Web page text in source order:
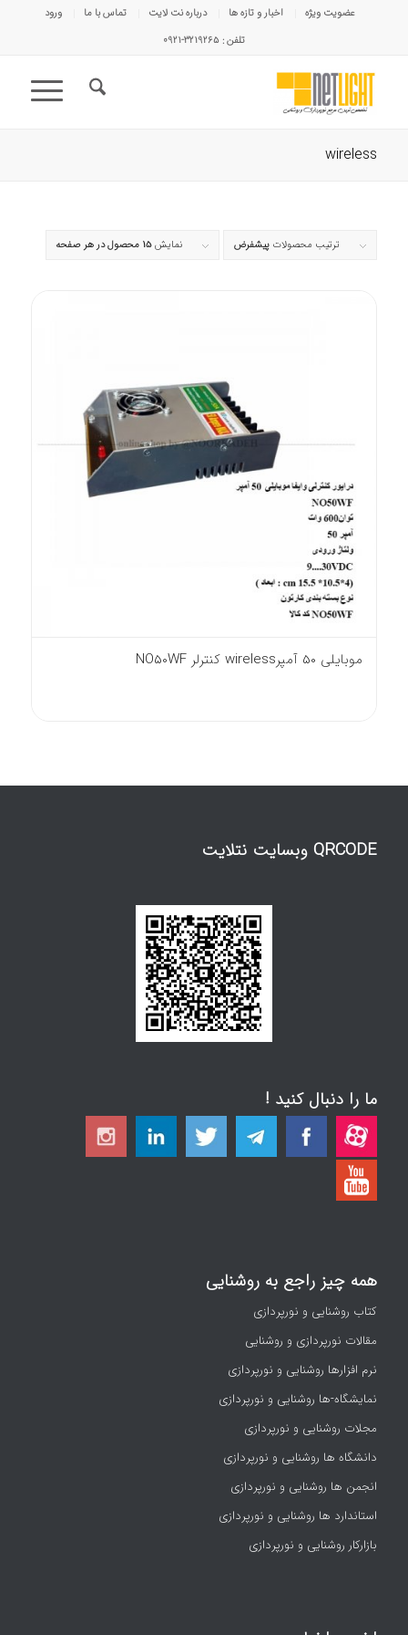
عضویت ویژه اخبار و تازه ها درباره نت لایت تماس با ما
ورود
تلفن : ۳۲۱۹۲۶۵-۰۹۲۱
wireless
ترتیب محصولات پیشفرض نمایش15 محصول در هر صفحه
موبایلی 50 آمپرwireless کنترلر NO50WF
QRCODE وبسایت نتلایت
ما را دنبال کنید !
همه چیز راجع به روشنایی
کتاب روشنایی و نورپردازی
مقالات نورپردازی و روشنایی
نرم افزارها روشنایی و نورپردازی
نمایشگاه-ها روشنایی و نورپردازی
مجلات روشنایی و نورپردازی
دانشگاه ها روشنایی و نورپردازی
انجمن ها روشنایی و نورپردازی
استاندارد ها روشنایی و نورپردازی
بازارکار روشنایی و نورپردازی